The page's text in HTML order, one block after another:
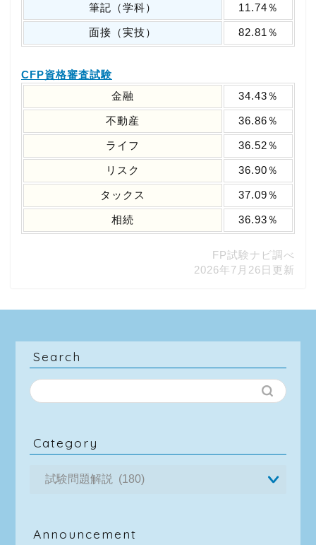
筆記（学科）
11.74％
面接（実技） 82.81％
CFP資格審査試験
金融
34.43％
不動産 36.86％
ライフ 36.52％
リスク 36.90％
タックス 37.09％
相続 36.93％
FP試験ナビ調べ
2026年7月26日更新
Search
Category
Announcement